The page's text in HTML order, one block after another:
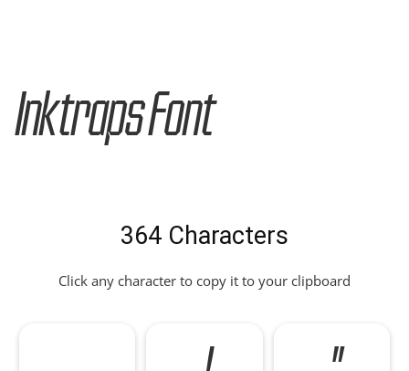
Inktraps Font
364 Characters
Click any character to copy it to your clipboard